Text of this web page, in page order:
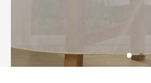
法人のお客様へ